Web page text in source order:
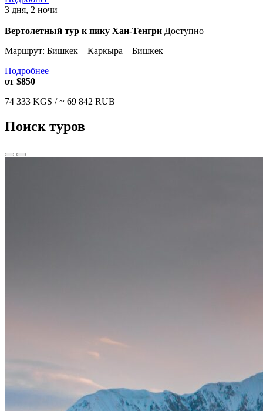
3 дня, 2 ночи
Вертолетный тур к пику Хан-Тенгри Доступно
Маршрут: Бишкек – Каркыра – Бишкек
Подробнее
от $850
74 333 KGS /~ 69 842 RUB
Поиск туров